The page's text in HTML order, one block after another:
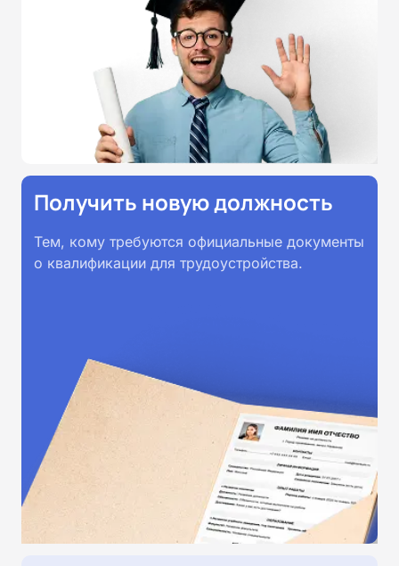
профессионального образования.
Удостоверения и дипломы о
прохождении обучения
принимаются работодателями по
всей России.
Получить новую должность
Тем, кому требуются официальные документы
о квалификации для трудоустройства.